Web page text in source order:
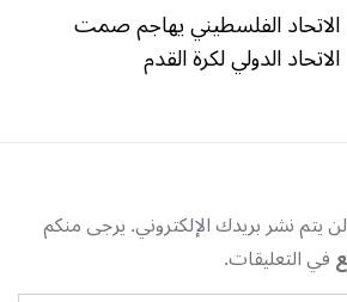
الاتحاد الفلسطيني يهاجم صمت
الاتحاد الدولي لكرة القدم
يتم نشر بريدك الإلكتروني. يرجى منكم
في التعليقات.